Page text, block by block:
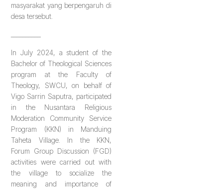
masyarakat yang berpengaruh di
desa tersebut.
In July 2024, a student of the
Bachelor of Theological Sciences
program at the Faculty of
Theology, SWCU, on behalf of
Vigo Sarrin Saputra, participated
in the Nusantara Religious
Moderation Community Service
Program (KKN) in Manduing
Taheta Village. In the KKN,
Forum Group Discussion (FGD)
activities were carried out with
the village to socialize the
meaning and importance of